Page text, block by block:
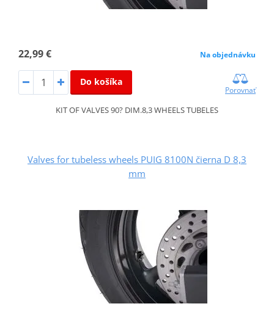
22,99 € Na objednávku
Do košíka
Porovnať
KIT OF VALVES 90? DIM.8,3 WHEELS TUBELES
Valves for tubeless wheels PUIG 8100N čierna D 8,3
mm